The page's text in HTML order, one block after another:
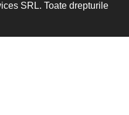
SRL. Toate drepturile